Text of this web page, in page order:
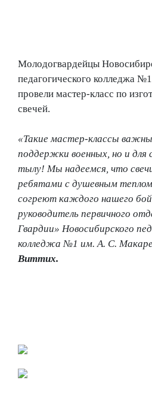
Молодогвардейцы
педагогического колледжа
провели мастер-класс по
свечей.
«Такие мастер-классы важны
поддержки военных, но и для
тылу! Мы надеемся, что
ребятами с душевным
согреют каждого нашего
руководитель первичного
Гвардии» Новосибирского
колледжа №1 им. А. С.
Виттих.